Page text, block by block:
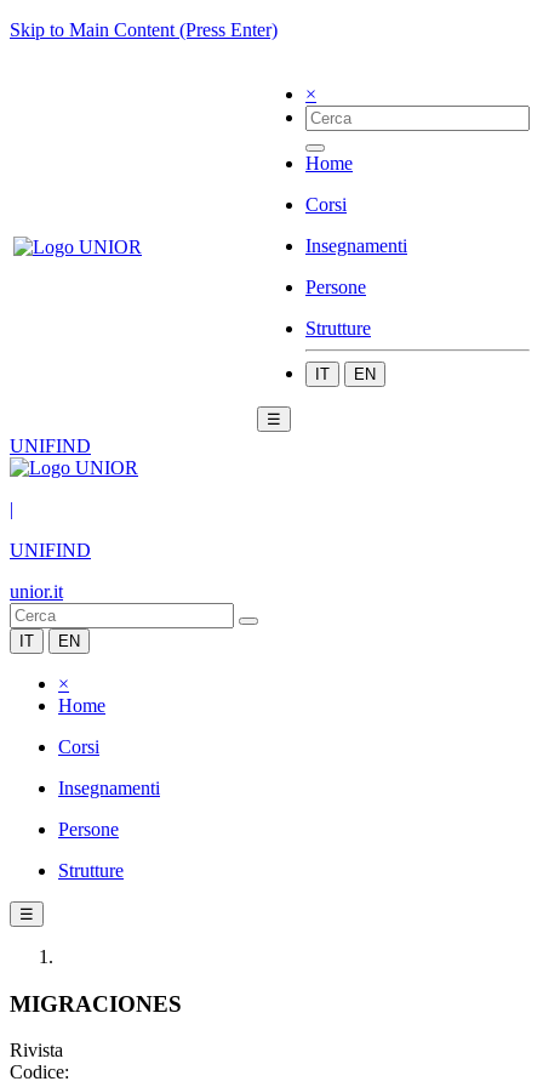
Skip to Main Content (Press Enter)
×
Home
Corsi
Insegnamenti
Persone
Strutture
IT EN
☰
UNIFIND
|
UNIFIND
unior.it
IT EN
×
Home
Corsi
Insegnamenti
Persone
Strutture
☰
MIGRACIONES
Rivista
Codice: